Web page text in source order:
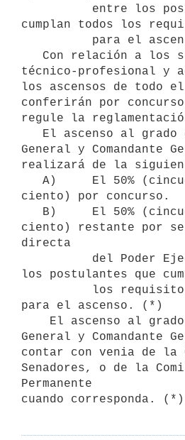
cumplan todos los
técnico-profesional y
los ascensos de todo
conferirán por
regule la
General y Comandante
realizará de la
ciento) por concurso.
ciento) restante por
directa
los postulantes que
para el ascenso. (*)
General y Comandante
contar con venia de la
Senadores, o de la
Permanente
cuando corresponda. (*)